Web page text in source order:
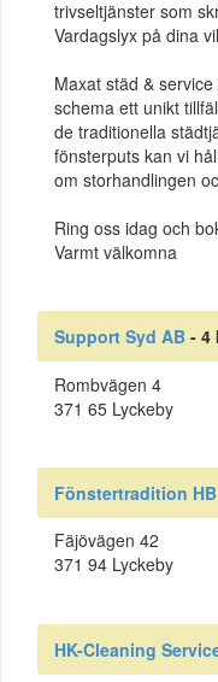
trivseltjänster som
Vardagslyx på dina
Maxat städ &
schema ett unikt
de traditionella
fönsterputs kan vi
om storhandlingen
Ring oss idag och
Varmt välkomna
Support Syd AB - 4
Rombvägen 4
371 65 Lyckeby
Fönstertradition
Fäjövägen 42
371 94 Lyckeby
HK-Cleaning